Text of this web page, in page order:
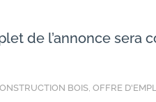
de l’annonce sera
BOIS, OFFRE